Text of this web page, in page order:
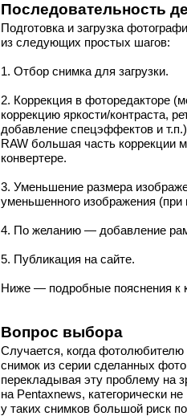
Последовательность
Подготовка и загрузка
из следующих простых шагов:
1. Отбор снимка для загрузки.
2. Коррекция в фоторедакторе
коррекцию яркости/контраста,
добавление спецэффектов и
RAW большая часть коррекции
конвертере.
3. Уменьшение размера
уменьшенного изображения (при
4. По желанию — добавление
5. Публикация на сайте.
Ниже — подробные пояснения к
Вопрос выбора
Случается, когда
снимок из серии сделанных
перекладывая эту проблему на
на Pentaxnews, категорически
у таких снимков большой риск